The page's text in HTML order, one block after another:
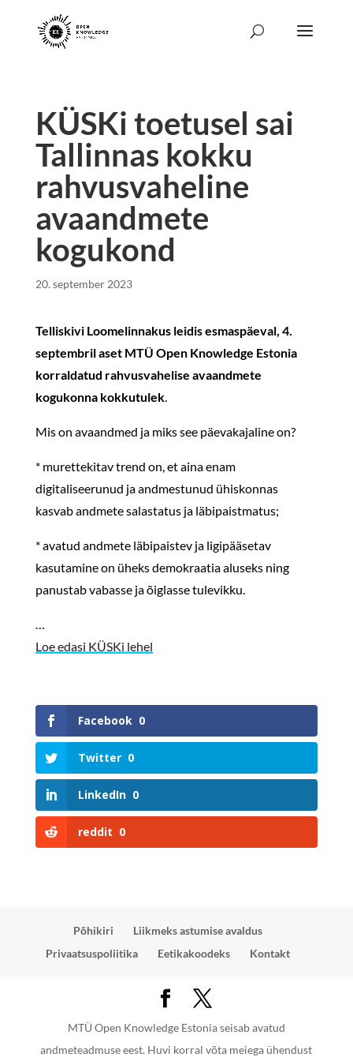
KÜSKi toetusel sai
Tallinnas kokku
rahvusvaheline
avaandmete
kogukond
20. september 2023
Telliskivi Loomelinnakus leidis esmaspäeval, 4.
septembril aset MTÜ Open Knowledge Estonia
korraldatud rahvusvahelise avaandmete
kogukonna kokkutulek.
Mis on avaandmed ja miks see päevakajaline on?
* murettekitav trend on, et aina enam
digitaliseerunud ja andmestunud ühiskonnas
kasvab andmete salastatus ja läbipaistmatus;
* avatud andmete läbipaistev ja ligipääsetav
kasutamine on üheks demokraatia aluseks ning
panustab vabasse ja õiglasse tulevikku.
…
Loe edasi KÜSKi lehel
Facebook 0
Twitter 0
LinkedIn 0
reddit 0
Põhikiri
Liikmeks astumise avaldus
Privaatsuspoliitika
Eetikakoodeks Kontakt
MTÜ Open Knowledge Estonia seisab avatud
andmeteadmuse eest. Huvi korral võta meiega ühendust